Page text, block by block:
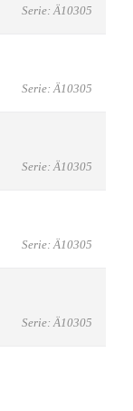
Serie: Ä10305
Serie: Ä10305
Serie: Ä10305
Serie: Ä10305
Serie: Ä10305